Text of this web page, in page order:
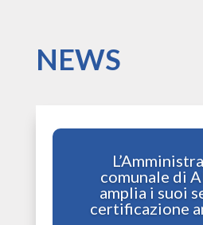
NEWS
comunale di
amplia i suoi
certificazione